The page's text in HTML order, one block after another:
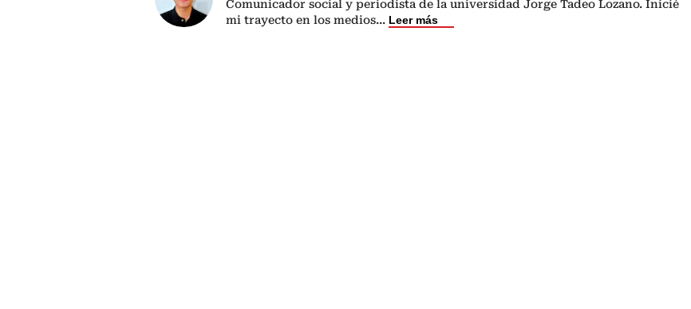
Comunicador social y periodista de la universidad Jorge Tadeo Lozano. Inicié
mi trayecto en los medios... Leer más